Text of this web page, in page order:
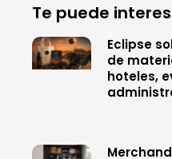
Te puede
Eclipse
de
hoteles,